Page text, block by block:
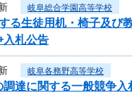
岐阜総合学園高等学校
る生徒用机・椅子及び
入札公告
岐阜各務野高等学校
調達に関する一般競争入